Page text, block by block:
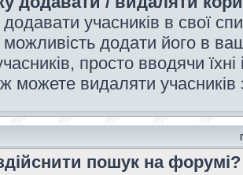
учасників в свої
додати його в
просто вводячи
можете видаляти учасників
пошук на форумі?